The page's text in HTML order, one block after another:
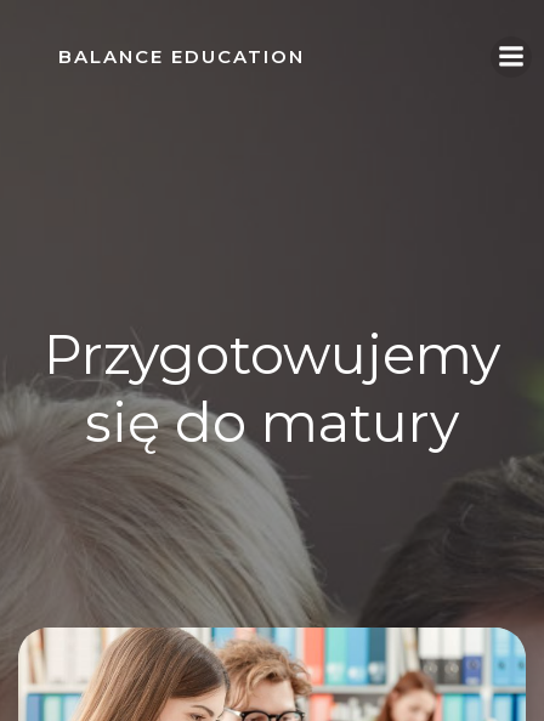
content
BALANCE EDUCATION
Przygotowujemy
się do matury